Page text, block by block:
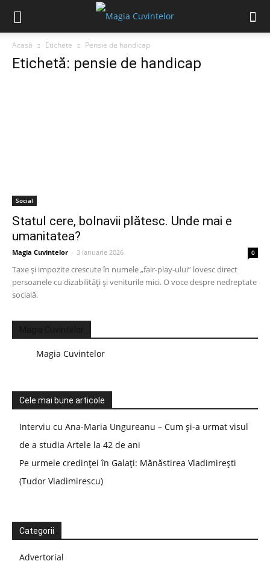
Acasă Etichete Pensie de handicap
Etichetă: pensie de handicap
Social
Statul cere, bolnavii plătesc. Unde mai e
umanitatea?
Magia Cuvintelor - 3 ianuarie 2026 0
Taxe și impozite crescute în numele „fair-play-ului” lovesc direct
persoanele cu dizabilități și veniturile mici. O voce despre nedreptate
socială.
Magia Cuvintelor
Cele mai bune articole
Interviu cu Ana-Maria Ungureanu – Cum și-a urmat visul
de a studia Artele la 42 de ani
Pe urmele credinței în Galați: Mănăstirea Vladimirești
(Tudor Vladimirescu)
Categorii
Advertorial